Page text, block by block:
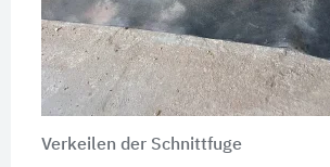
Verkeilen der Schnittfuge